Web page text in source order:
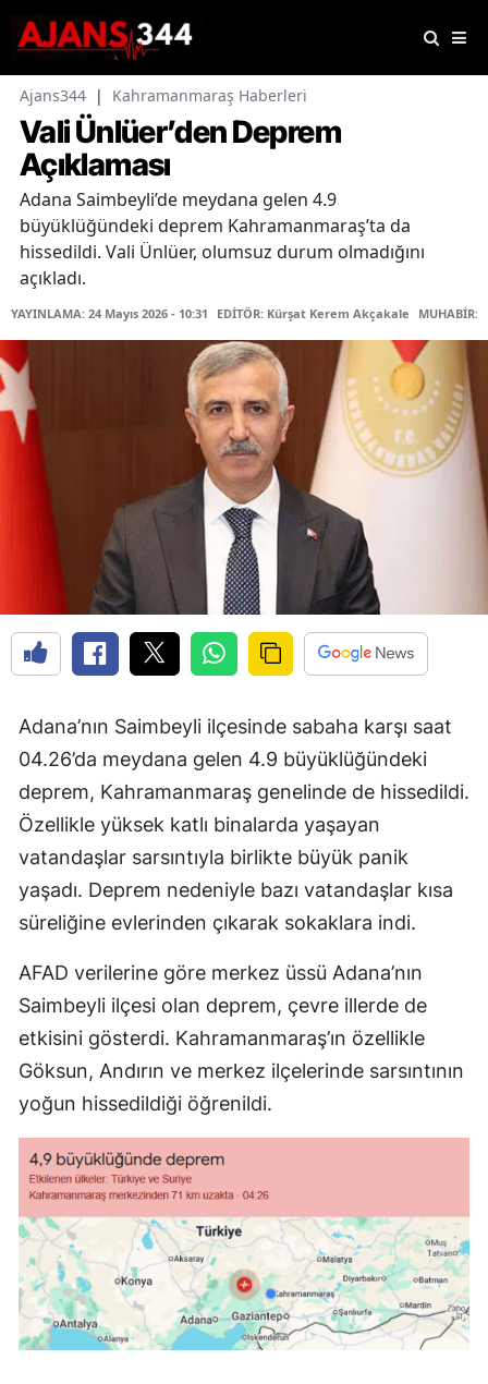
Ajans344 | Kahramanmaraş Haberleri
Vali Ünlüer’den Deprem
Açıklaması
Adana Saimbeyli’de meydana gelen 4.9
büyüklüğündeki deprem Kahramanmaraş’ta da
hissedildi. Vali Ünlüer, olumsuz durum olmadığını
açıkladı.
YAYINLAMA: 24 Mayıs 2026 - 10:31 EDİTÖR: Kürşat Kerem Akçakale MUHABİR:
Adana’nın Saimbeyli ilçesinde sabaha karşı saat
04.26’da meydana gelen 4.9 büyüklüğündeki
deprem, Kahramanmaraş genelinde de hissedildi.
Özellikle yüksek katlı binalarda yaşayan
vatandaşlar sarsıntıyla birlikte büyük panik
yaşadı. Deprem nedeniyle bazı vatandaşlar kısa
süreliğine evlerinden çıkarak sokaklara indi.
AFAD verilerine göre merkez üssü Adana’nın
Saimbeyli ilçesi olan deprem, çevre illerde de
etkisini gösterdi. Kahramanmaraş’ın özellikle
Göksun, Andırın ve merkez ilçelerinde sarsıntının
yoğun hissedildiği öğrenildi.